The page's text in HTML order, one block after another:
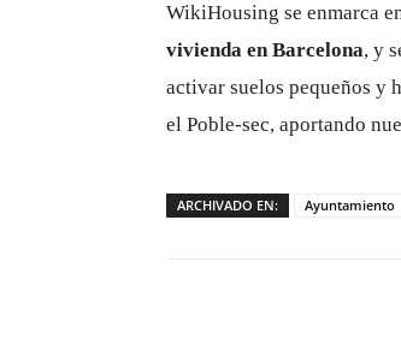
WikiHousing se enmarca
vivienda en Barcelona, y
activar suelos pequeños y
el Poble-sec, aportando
ARCHIVADO EN: Ayuntamiento